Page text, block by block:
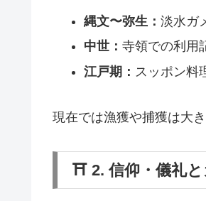
縄文〜弥生： 淡水ガ
中世： 寺領での利用
江戸期： スッポン料
現在では漁獲や捕獲は大
⛩ 2. 信仰・儀礼